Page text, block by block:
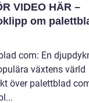
VIDEO HÄR –
om
com: En
växtens värld
över palettblad